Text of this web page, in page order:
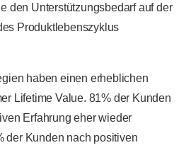
den Unterstützungsbedarf auf der
Produktlebenszyklus
haben einen erheblichen
Lifetime Value. 81% der Kunden
Erfahrung eher wieder
der Kunden nach positiven